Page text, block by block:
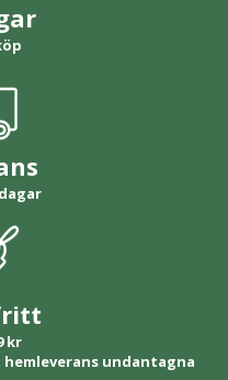
kr
undantagna